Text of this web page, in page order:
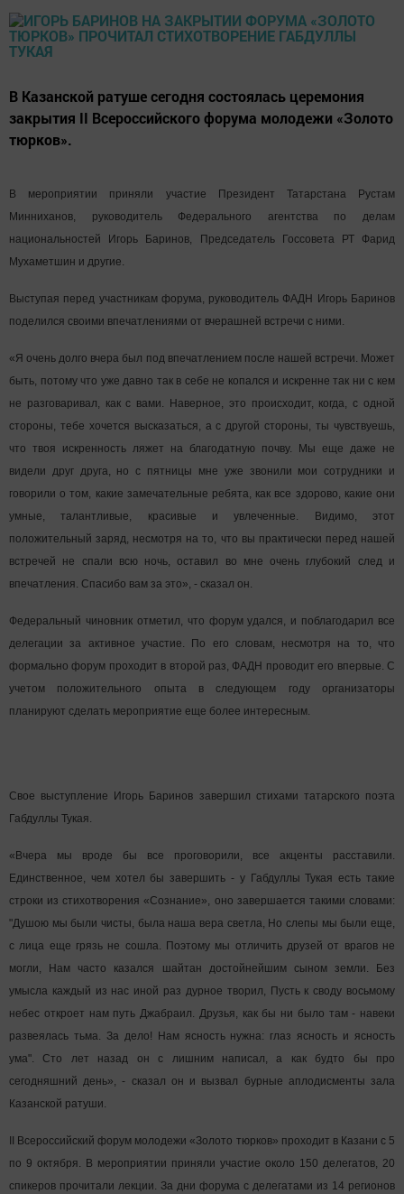
В Казанской ратуше сегодня состоялась церемония
закрытия II Всероссийского форума молодежи «Золото
тюрков».
В мероприятии приняли участие Президент Татарстана Рустам
Минниханов, руководитель Федерального агентства по делам
национальностей Игорь Баринов, Председатель Госсовета РТ Фарид
Мухаметшин и другие.
Выступая перед участникам форума, руководитель ФАДН Игорь Баринов
поделился своими впечатлениями от вчерашней встречи с ними.
«Я очень долго вчера был под впечатлением после нашей встречи. Может
быть, потому что уже давно так в себе не копался и искренне так ни с кем
не разговаривал, как с вами. Наверное, это происходит, когда, с одной
стороны, тебе хочется высказаться, а с другой стороны, ты чувствуешь,
что твоя искренность ляжет на благодатную почву. Мы еще даже не
видели друг друга, но с пятницы мне уже звонили мои сотрудники и
говорили о том, какие замечательные ребята, как все здорово, какие они
умные, талантливые, красивые и увлеченные. Видимо, этот
положительный заряд, несмотря на то, что вы практически перед нашей
встречей не спали всю ночь, оставил во мне очень глубокий след и
впечатления. Спасибо вам за это», - сказал он.
Федеральный чиновник отметил, что форум удался, и поблагодарил все
делегации за активное участие. По его словам, несмотря на то, что
формально форум проходит в второй раз, ФАДН проводит его впервые. С
учетом положительного опыта в следующем году организаторы
планируют сделать мероприятие еще более интересным.
Свое выступление Игорь Баринов завершил стихами татарского поэта
Габдуллы Тукая.
«Вчера мы вроде бы все проговорили, все акценты расставили.
Единственное, чем хотел бы завершить - у Габдуллы Тукая есть такие
строки из стихотворения «Сознание», оно завершается такими словами:
"Душою мы были чисты, была наша вера светла, Но слепы мы были еще,
с лица еще грязь не сошла. Поэтому мы отличить друзей от врагов не
могли, Нам часто казался шайтан достойнейшим сыном земли. Без
умысла каждый из нас иной раз дурное творил, Пусть к своду восьмому
небес откроет нам путь Джабраил. Друзья, как бы ни было там - навеки
развеялась тьма. За дело! Нам ясность нужна: глаз ясность и ясность
ума". Сто лет назад он с лишним написал, а как будто бы про
сегодняшний день», - сказал он и вызвал бурные аплодисменты зала
Казанской ратуши.
II Всероссийский форум молодежи «Золото тюрков» проходит в Казани с 5
по 9 октября. В мероприятии приняли участие около 150 делегатов, 20
спикеров прочитали лекции. За дни форума с делегатами из 14 регионов